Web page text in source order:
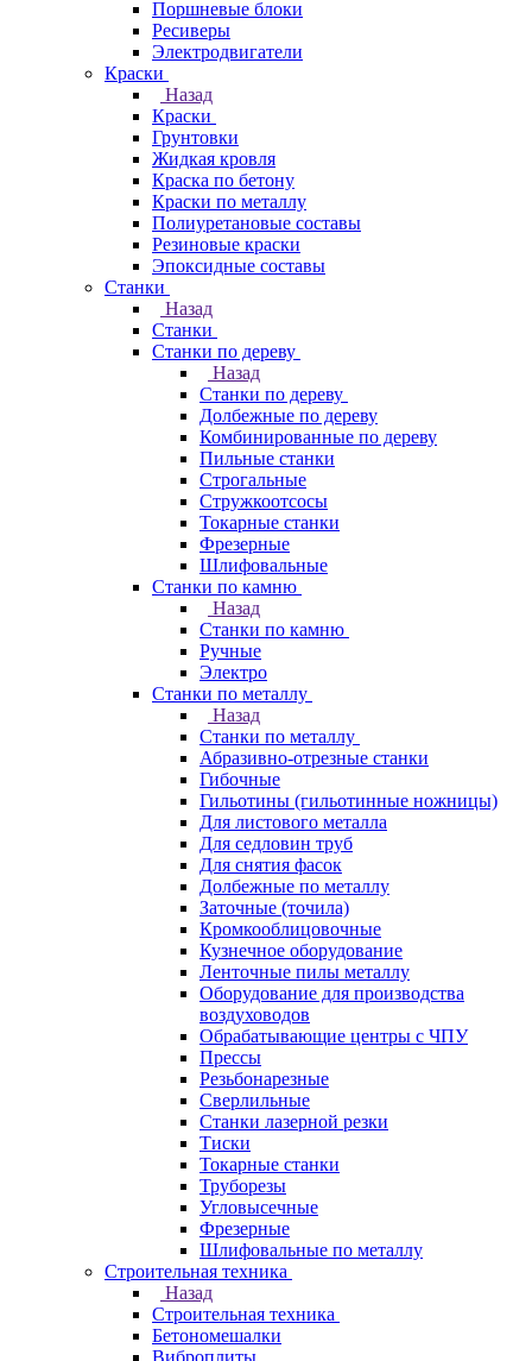
Поршневые блоки
Ресиверы
Электродвигатели
Краски
Назад
Краски
Грунтовки
Жидкая кровля
Краска по бетону
Краски по металлу
Полиуретановые составы
Резиновые краски
Эпоксидные составы
Станки
Назад
Станки
Станки по дереву
Назад
Станки по дереву
Долбежные по дереву
Комбинированные по дереву
Пильные станки
Строгальные
Стружкоотсосы
Токарные станки
Фрезерные
Шлифовальные
Станки по камню
Назад
Станки по камню
Ручные
Электро
Станки по металлу
Назад
Станки по металлу
Абразивно-отрезные станки
Гибочные
Гильотины (гильотинные ножницы)
Для листового металла
Для седловин труб
Для снятия фасок
Долбежные по металлу
Заточные (точила)
Кромкооблицовочные
Кузнечное оборудование
Ленточные пилы металлу
Оборудование для производства
воздуховодов
Обрабатывающие центры с ЧПУ
Прессы
Резьбонарезные
Сверлильные
Станки лазерной резки
Тиски
Токарные станки
Труборезы
Угловысечные
Фрезерные
Шлифовальные по металлу
Строительная техника
Назад
Строительная техника
Бетономешалки
Виброплиты